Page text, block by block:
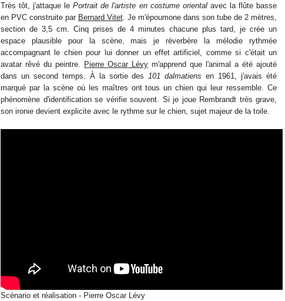
Très tôt, j'attaque lePortrait de l'artiste en costume orientalavec la flûte basse
en PVC construite par Bernard Vitet . Je m'époumone dans son tube de 2 mètres,
section de 3,5 cm. Cinq prises de 4 minutes chacune plus tard, je crée un
espace plausible pour la scène, mais je réverbère la mélodie rythmée
accompagnant le chien pour lui donner un effet artificiel, comme si c'était un
avatar rêvé du peintre.
Pierre Oscar Lévy m'apprend que l'animal a été ajouté
dans un second temps. À la sortie des
101 dalmatiens en 1961, j'avais été
marqué par la scène où les maîtres ont tous un chien qui leur ressemble. Ce
phénomène d'identification se vérifie souvent. Si je joue Rembrandt très grave,
son ironie devient explicite avec le rythme sur le chien, sujet majeur de la toile.
Scénario et réalisation - Pierre Oscar Lévy